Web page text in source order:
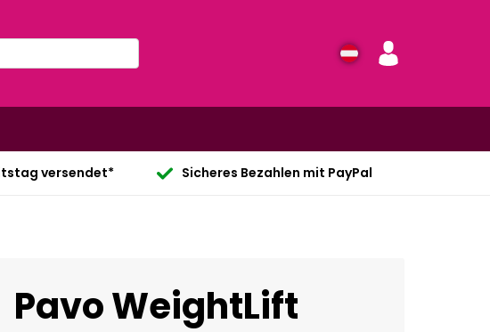
versendet* Sicheres Bezahlen mit PayPal
Pavo WeightLift